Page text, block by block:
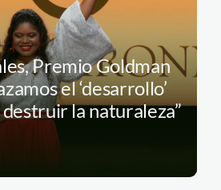
Premio Goldman
el ‘desarrollo’
la naturaleza”